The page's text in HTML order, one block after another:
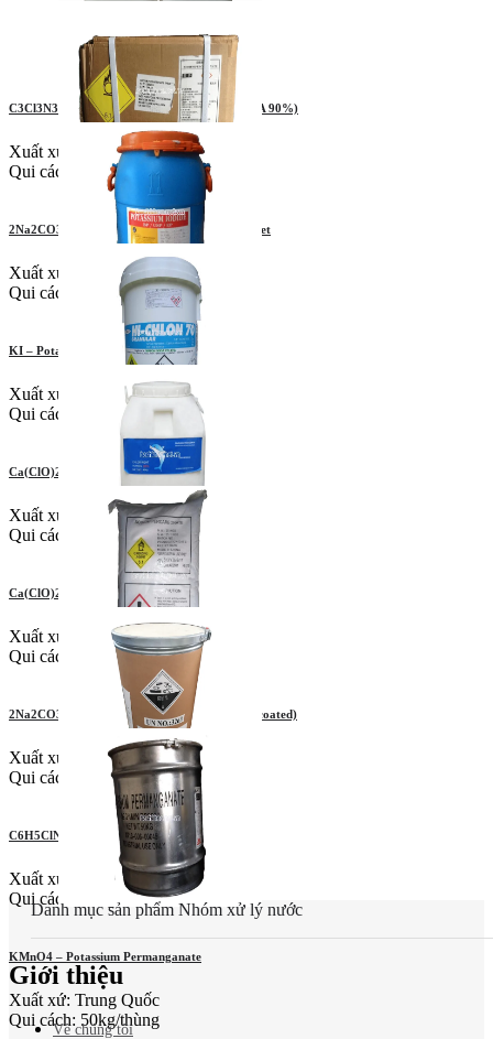
C3Cl3N3O3 – Trichloroisocyanuric Acid (TCCA 90%)
Xuất xứ: Trung Quốc
Qui cách: 50 kg/thùng
2Na2CO3.3H2O2 – Sodium Percarbonate Tablet
Xuất xứ: Trung Quốc
Qui cách: 25 kg/thùng
KI – Potassium Iodide
Xuất xứ: Ấn Độ
Qui cách: 25kg/thùng
Ca(ClO)2 – Chlorine 70% Nippon
Xuất xứ: Nhật Bản
Qui cách: 45kg/thùng
Ca(ClO)2 – Chlorine 65% Cá heo
Xuất xứ: Trung Quốc
Qui cách: 40kg/thùng
2Na2CO3.3H2O2 – Sodium Percarbonate (Uncoated)
Xuất xứ: Trung Quốc
Qui cách: 25kg/bao
C6H5ClNNaO2S.H20 -Chloramine B hydrate
Xuất xứ: Trung Quốc
Qui cách: 25kg/thùng
KMnO4 – Potassium Permanganate
Xuất xứ: Trung Quốc
Qui cách: 50kg/thùng
Danh mục sản phẩm Nhóm xử lý nước
Giới thiệu
Về chúng tôi